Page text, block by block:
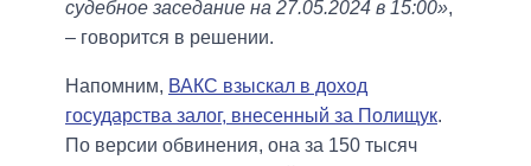
судебное заседание на 27.05.2024 в 15:00»,
– говорится в решении.
Напомним, ВАКС взыскал в доход
государства залог, внесенный за Полищук.
По версии обвинения, она за 150 тысяч